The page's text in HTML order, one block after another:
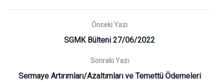
Önceki Yazı
SGMK Bülteni 27/06/2022
Sonraki Yazı
Sermaye Artırımları/Azaltımları ve Temettü Ödemeleri